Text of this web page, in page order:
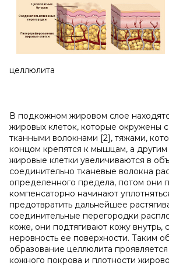
целлюлита
В подкожном жировом слое
жировых клеток, которые окружены
тканными волокнами [2], тяжами,
концом крепятся к мышцам, а
жировые клетки увеличиваются в
соединительно тканевые волокна
определенного предела, потом они
компенсаторно начинают
предотвратить дальнейшее
соединительные перегородки
коже, они подтягивают кожу внутрь,
неровность ее поверхности. Таким
образование целлюлита
кожного покрова и плотности